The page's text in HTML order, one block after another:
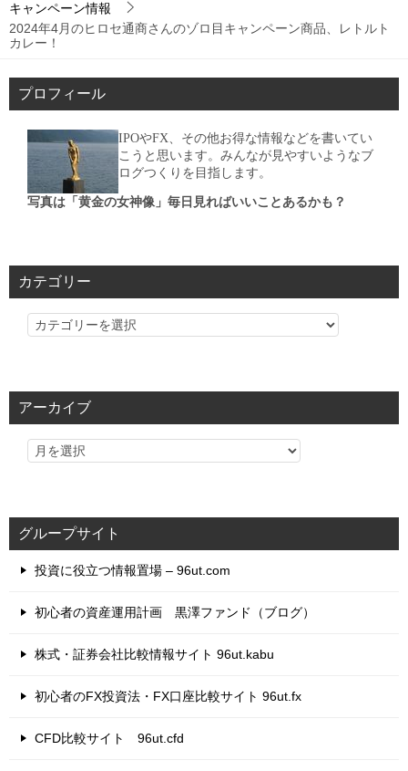
キャンペーン情報
2024年4月のヒロセ通商さんのゾロ目キャンペーン商品、レトルト
カレー！
プロフィール
IPOやFX、その他お得な情報などを書いてい
こうと思います。みんなが見やすいようなブ
ログつくりを目指します。
写真は「黄金の女神像」毎日見ればいいことあるかも？
カテゴリー
カ
リ
アーカイブ
グループサイト
投資に役立つ情報置場 – 96ut.com
初心者の資産運用計画 黒澤ファンド（ブログ）
株式・証券会社比較情報サイト 96ut.kabu
初心者のFX投資法・FX口座比較サイト 96ut.fx
CFD比較サイト 96ut.cfd